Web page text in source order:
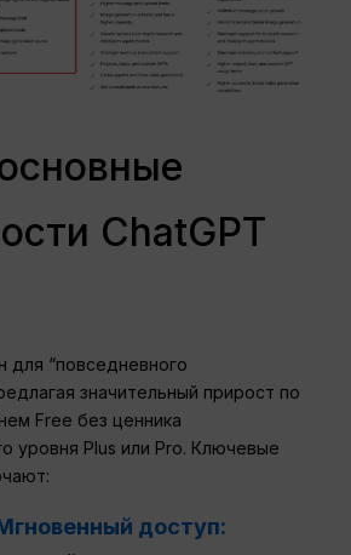
ChatGPT
для “повседневного
значительный прирост по
Free без ценника
уровня Plus или Pro. Ключевые
доступ: